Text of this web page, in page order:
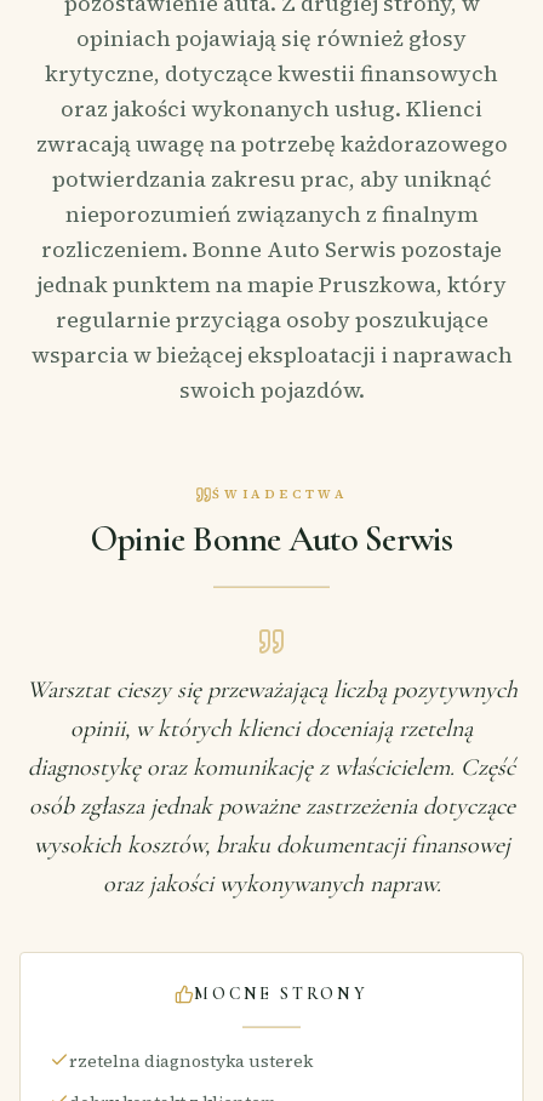
opiniach pojawiają się również głosy
krytyczne, dotyczące kwestii finansowych
oraz jakości wykonanych usług. Klienci
zwracają uwagę na potrzebę każdorazowego
potwierdzania zakresu prac, aby uniknąć
nieporozumień związanych z finalnym
rozliczeniem. Bonne Auto Serwis pozostaje
jednak punktem na mapie Pruszkowa, który
regularnie przyciąga osoby poszukujące
wsparcia w bieżącej eksploatacji i naprawach
swoich pojazdów.
ŚWIADECTWA
Opinie Bonne Auto Serwis
Warsztat cieszy się przeważającą liczbą pozytywnych
opinii, w których klienci doceniają rzetelną
diagnostykę oraz komunikację z właścicielem. Część
osób zgłasza jednak poważne zastrzeżenia dotyczące
wysokich kosztów, braku dokumentacji finansowej
oraz jakości wykonywanych napraw.
MOCNE STRONY
rzetelna diagnostyka usterek